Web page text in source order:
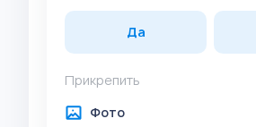
Да
Прикрепить
Фото